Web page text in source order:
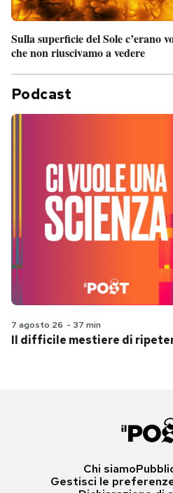
Sulla superficie del Sole c’erano
che non riuscivamo a vedere
Podcast
7 agosto 26 - 37 min
Il difficile mestiere di
Chi siamo
Gestisci le